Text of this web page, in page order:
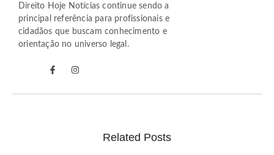
Direito Hoje Notícias continue sendo a
principal referência para profissionais e
cidadãos que buscam conhecimento e
orientação no universo legal.
Related Posts